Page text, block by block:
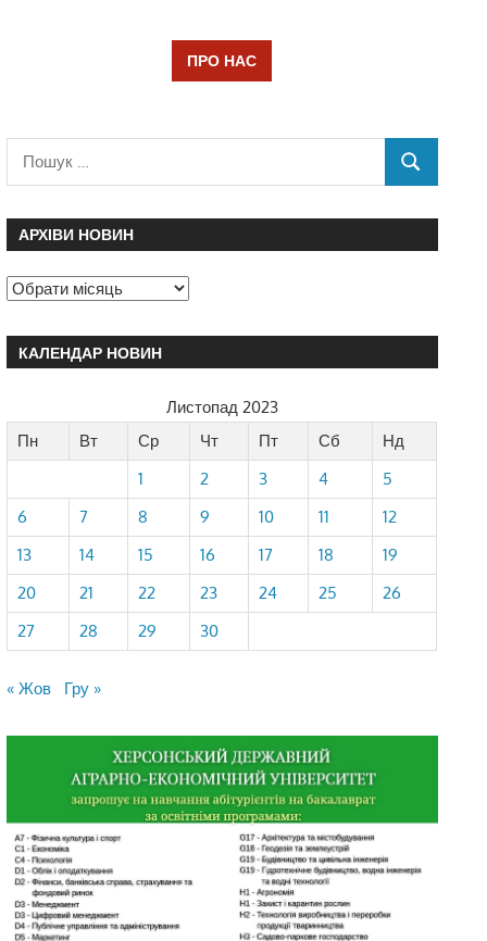
ПРО НАС
АРХІВИ НОВИН
КАЛЕНДАР НОВИН
Листопад 2023
Пн
Вт Ср Чт Пт Сб
Нд
1
2 3 4
5
6
7 8 9 10 11
12
13
14 15 16 17 18
19
20
21 22 23 24 25
26
27
28 29 30
« Жов Гру »